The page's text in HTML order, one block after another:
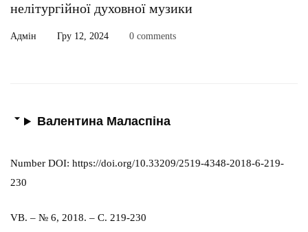
нелітургійної духовної музики
Адмін Гру 12, 2024 0 comments
Валентина Маласпіна
Number DOI: https://doi.org/10.33209/2519-4348-2018-6-219-
230
VB. – № 6, 2018. – С. 219-230